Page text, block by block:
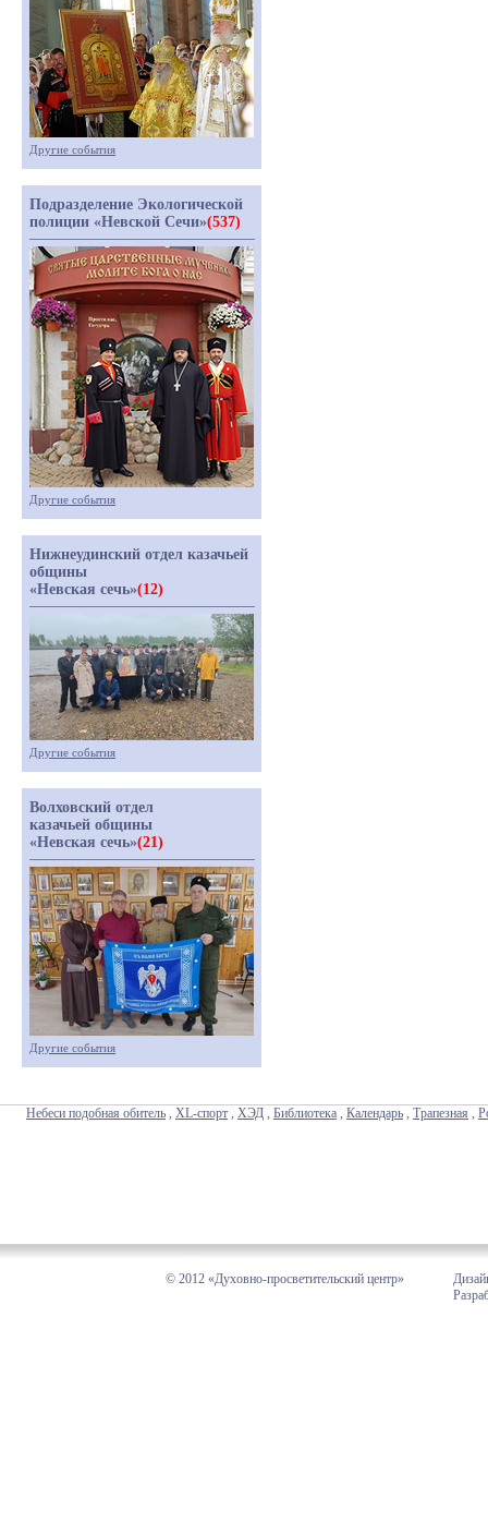
Другие события
Подразделение Экологической
полиции «Невской Сечи»(537)
Другие события
Нижнеудинский отдел казачьей
общины
«Невская сечь»(12)
Другие события
Волховский отдел
казачьей общины
«Невская сечь»(21)
Другие события
Небеси подобная обитель , XL-спорт , ХЭД , Библиотека , Календарь , Трапезная ,
© 2012 «Духовно-просветительский центр»